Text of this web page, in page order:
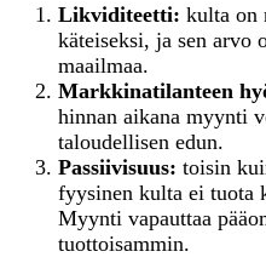
Likviditeetti: kulta on
käteiseksi, ja sen arvo
maailmaa.
Markkinatilanteen
hinnan aikana myynti
taloudellisen edun.
Passiivisuus: toisin
fyysinen kulta ei tuota
Myynti vapauttaa
tuottoisammin.